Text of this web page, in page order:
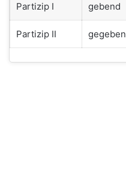
Partizip I gebend
Partizip II gegeben